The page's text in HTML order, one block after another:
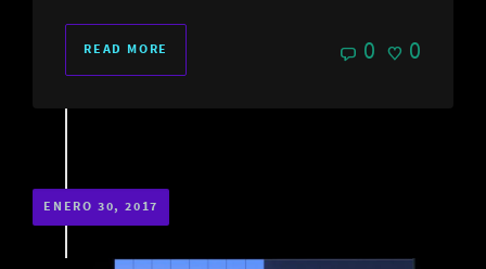
READ MORE 0 0
ENERO 30, 2017